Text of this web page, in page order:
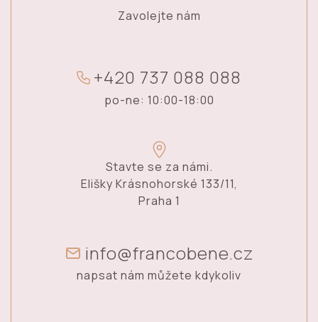
Zavolejte nám
+420 737 088 088
po-ne: 10:00-18:00
Stavte se za námi.
Elišky Krásnohorské 133/11,
Praha 1
info@francobene.cz
napsat nám můžete kdykoliv